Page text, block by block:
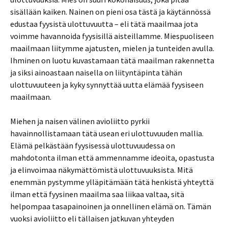
sisällään kaiken. Nainen on pieni osa tästä ja käytännössä
edustaa fyysistä ulottuvuutta – eli tätä maailmaa jota
voimme havannoida fyysisillä aisteillamme. Miespuoliseen
maailmaan liitymme ajatusten, mielen ja tunteiden avulla.
Ihminen on luotu kuvastamaan tätä maailman rakennetta
ja siksi ainoastaan naisella on liityntäpinta tähän
ulottuvuuteen ja kyky synnyttää uutta elämää fyysiseen
maailmaan.
Miehen ja naisen välinen avioliitto pyrkii
havainnollistamaan tätä usean eri ulottuvuuden mallia.
Elämä pelkästään fyysisessä ulottuvuudessa on
mahdotonta ilman että ammennamme ideoita, opastusta
ja elinvoimaa näkymättömistä ulottuvuuksista. Mitä
enemmän pystymme ylläpitämään tätä henkistä yhteyttä
ilman että fyysinen maailma saa liikaa valtaa, sitä
helpompaa tasapainoinen ja onnellinen elämä on. Tämän
vuoksi avioliitto eli tällaisen jatkuvan yhteyden